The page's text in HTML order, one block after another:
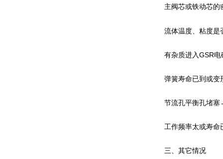
主阀芯或铁动芯的
流体温度、粘度
有杂质进入GSR
弹簧寿命已到或
节流孔平衡孔堵
工作频率太或寿
三、其它情况